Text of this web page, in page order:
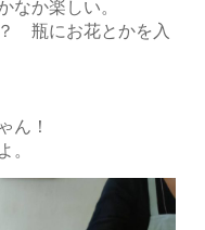
なか楽しい。
瓶にお花とかを入
ん！
。